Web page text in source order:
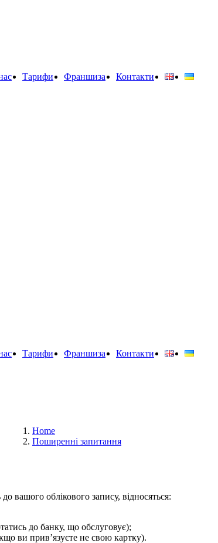
Тарифи Франшиза
Контакти
Тарифи Франшиза Контакти
Home
Поширенні запитання
вашого облікового запису, відносяться:
до банку, що обслуговує);
ви прив’язуєте не свою картку).